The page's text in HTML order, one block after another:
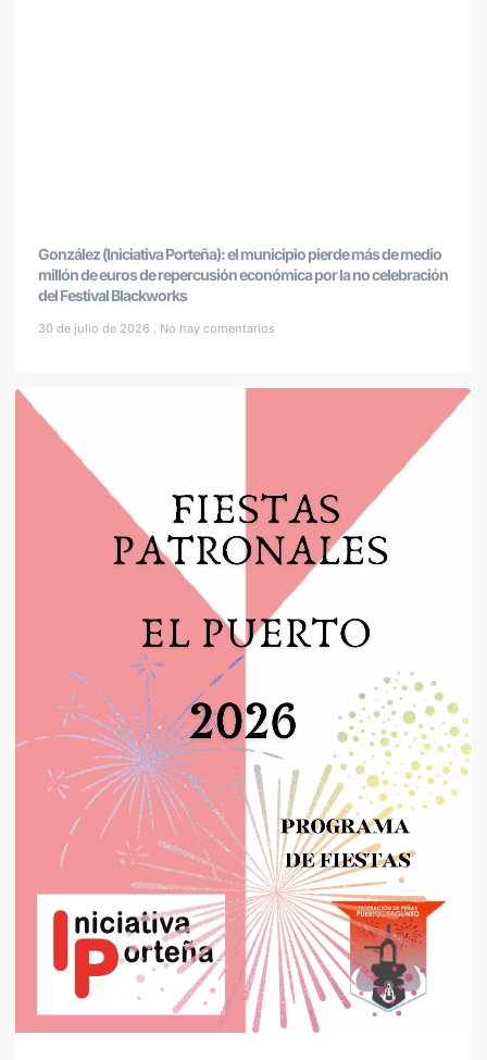
González (Iniciativa Porteña): el municipio pierde más de medio
millón de euros de repercusión económica por la no celebración
del Festival Blackworks
30 de julio de 2026 No hay comentarios